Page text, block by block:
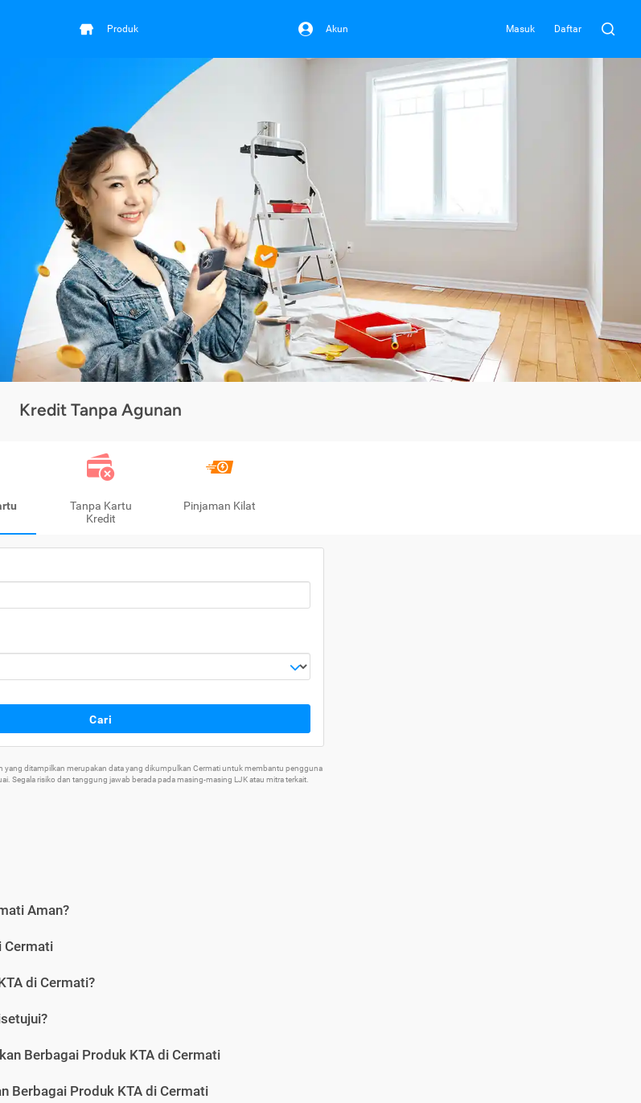
Produk Akun Masuk Daftar
Kredit Tanpa Agunan
Tanpa Kartu
Kredit
Pinjaman Kilat
Cari
yang ditampilkan merupakan data yang dikumpulkan Cermati untuk membantu pengguna
Segala risiko dan tanggung jawab berada pada masing-masing LJK atau mitra terkait.
Aman?
Cermati
di Cermati?
Berbagai Produk KTA di Cermati
Berbagai Produk KTA di Cermati